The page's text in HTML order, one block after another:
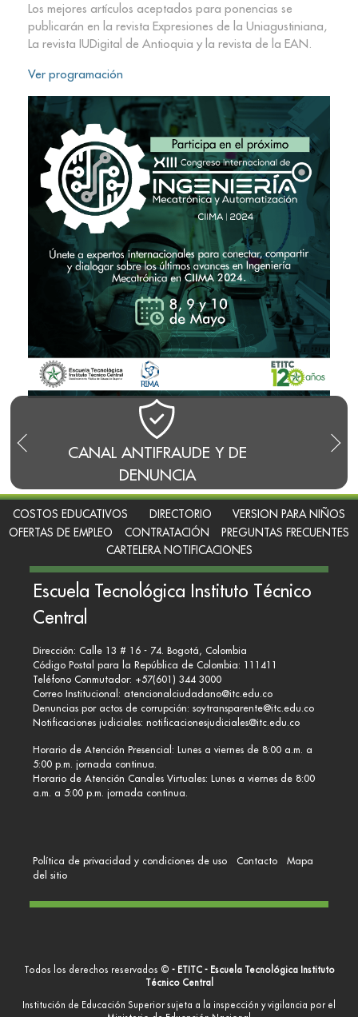
CANAL ANTIFRAUDE Y DE
DENUNCIA
Los mejores artículos aceptados para ponencias se
publicarán en la revista Expresiones de la Uniagustiniana,
La revista IUDigital de Antioquia y la revista de la EAN.
Ver programación
COSTOS EDUCATIVOS DIRECTORIO
VERSION PARA NIÑOS
OFERTAS DE EMPLEO
CONTRATACIÓN
PREGUNTAS FRECUENTES
CARTELERA NOTIFICACIONES
Escuela Tecnológica Instituto Técnico
Central
Dirección: Calle 13 # 16 - 74. Bogotá, Colombia
Código Postal para la República de Colombia: 111411
Teléfono Conmutador: +57(601) 344 3000
Correo Institucional: atencionalciudadano@itc.edu.co
Denuncias por actos de corrupción: soytransparente@itc.edu.co
Notificaciones judiciales: notificacionesjudiciales@itc.edu.co
Horario de Atención Presencial: Lunes a viernes de 8:00 a.m. a
5:00 p.m. jornada continua.
Horario de Atención Canales Virtuales: Lunes a viernes de 8:00
a.m. a 5:00 p.m. jornada continua.
Política de privacidad y condiciones de uso Contacto
Mapa
del sitio
Todos los derechos reservados © - ETITC - Escuela Tecnológica Instituto
Técnico Central
Institución de Educación Superior sujeta a la inspección y vigilancia por el